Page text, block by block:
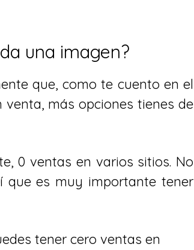
una imagen?
que, como te cuento en el
más opciones tienes de
0 ventas en varios sitios. No
que es muy importante tener
tener cero ventas en